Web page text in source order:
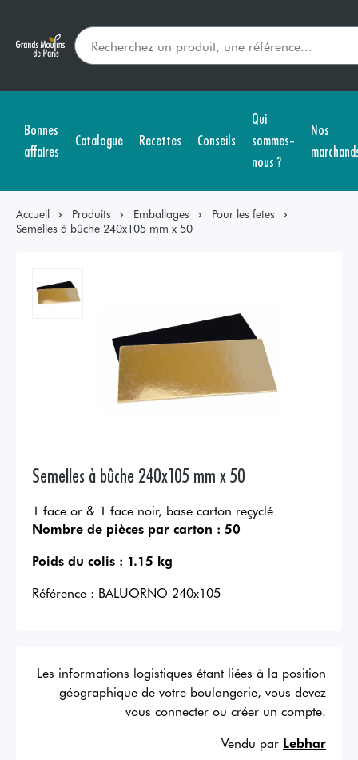
Bonnes
affaires
Catalogue Recettes Conseils
Qui
sommes-
nous ?
Nos
Accueil Produits Emballages
Pour les fetes
Semelles à bûche 240x105 mm x 50
Semelles à bûche 240x105 mm x 50
1 face or & 1 face noir, base carton reçyclé
Nombre de pièces par carton : 50
Poids du colis : 1.15 kg
Référence : BALUORNO 240x105
Les informations logistiques étant liées à la position
géographique de votre boulangerie, vous devez
vous connecter ou créer un compte.
Vendu par Lebhar